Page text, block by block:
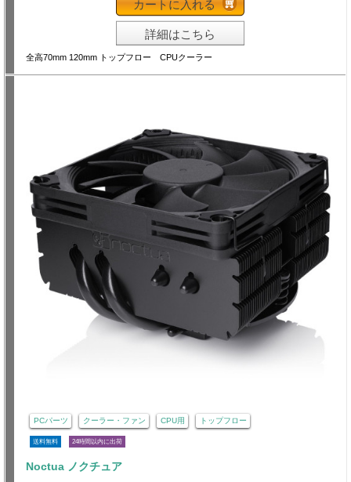
カートに入れる
詳細はこちら
全高70mm 120mm トップフロー CPUクーラー
PCパーツ クーラー・ファン CPU用 トップフロー
送料無料 24時間以内に出荷
Noctua ノクチュア